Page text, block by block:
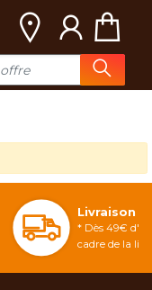
Livraison
* Dès 49€
cadre de la